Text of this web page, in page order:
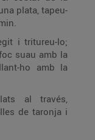
tapeu-
i tritureu-lo;
ho amb la
al través,
i